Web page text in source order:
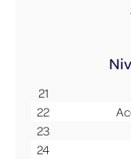
21
22
23
24